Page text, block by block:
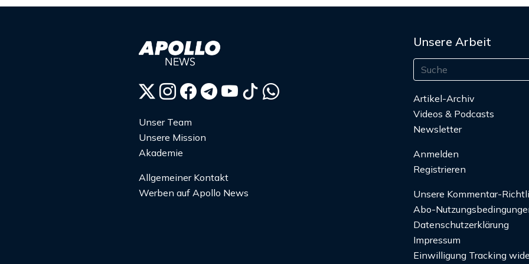
Unser Team
Unsere Mission
Akademie
Allgemeiner Kontakt
Werben auf Apollo News
Unsere Arbeit
Artikel-Archiv
Videos & Podcasts
Newsletter
Anmelden
Registrieren
Unsere Kommentar-
Abo-
Datenschutzerklärung
Impressum
Einwilligung Tracking